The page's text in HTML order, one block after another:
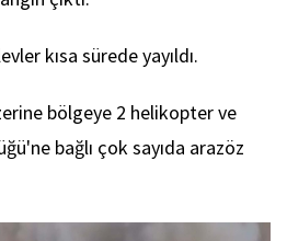
kısa sürede yayıldı.
bölgeye 2 helikopter ve
bağlı çok sayıda arazöz